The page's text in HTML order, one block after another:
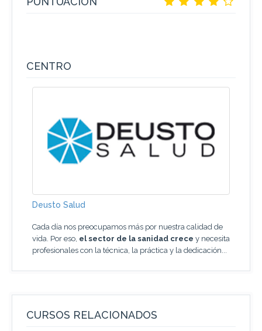
CENTRO
Deusto Salud
Cada día nos preocupamos más por nuestra calidad de
vida. Por eso, el sector de la sanidad crece y necesita
profesionales con la técnica, la práctica y la dedicación...
CURSOS RELACIONADOS